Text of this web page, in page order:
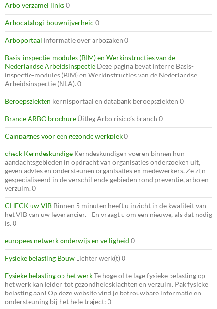
Arbo verzamel links0
Arbocatalogi-bouwnijverheid 0
Arboportaal informatie over arbozaken 0
Basis-inspectie-modules (BIM) en Werkinstructies van de
Nederlandse Arbeidsinspectie Deze pagina bevat interne Basis-
inspectie-modules (BIM) en Werkinstructies van de Nederlandse
Arbeidsinspectie (NLA). 0
Beroepsziekten kennisportaal en databank beroepsziekten 0
Brance ARBO brochure Úitleg Arbo risico’s branch 0
Campagnes voor een gezonde werkplek0
check Kerndeskundige Kerndeskundigen voeren binnen hun
aandachtsgebieden in opdracht van organisaties onderzoeken uit,
geven advies en ondersteunen organisaties en medewerkers. Ze zijn
gespecialiseerd in de verschillende gebieden rond preventie, arbo en
verzuim. 0
CHECK uw VIB Binnen 5 minuten heeft u inzicht in de kwaliteit van
het VIB van uw leverancier. En vraagt u om een nieuwe, als dat nodig
is. 0
europees netwerk onderwijs en veiligheid 0
Fysieke belasting Bouw Lichter werk(t) 0
Fysieke belasting op het werkTe hoge of te lage fysieke belasting op
het werk kan leiden tot gezondheidsklachten en verzuim. Pak fysieke
belasting aan! Op deze website vind je betrouwbare informatie en
ondersteuning bij het hele traject: 0